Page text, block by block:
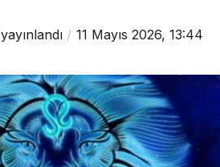
yayınlandı
11 Mayıs 2026, 13:44